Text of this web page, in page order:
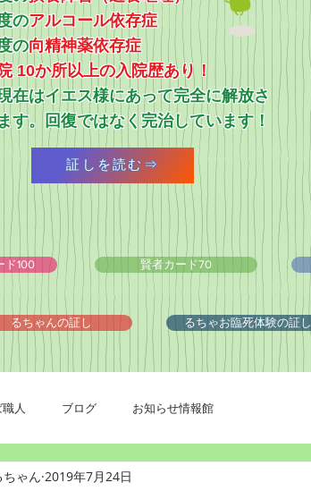
のアルコール依存症
の向精神薬依存症
10か所以上の入院歴あり！
在はイエス様にあって完全に解放さ
す。回復ではなく完治しています！
証しを読む⇒
ド100 賢者カード70
るちゃんの証し るちゃお臨死体験の証し
人 ブログ お知らせ情報館
ちゃん 2019年7月24日